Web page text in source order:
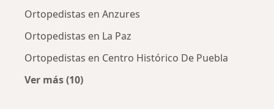
Ortopedistas en Anzures
Ortopedistas en La Paz
Ortopedistas en Centro Histórico De Puebla
Ver más (10)